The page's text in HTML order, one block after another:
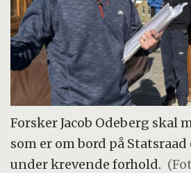
Forsker Jacob Odeberg skal
som er om bord på
under krevende forhold.